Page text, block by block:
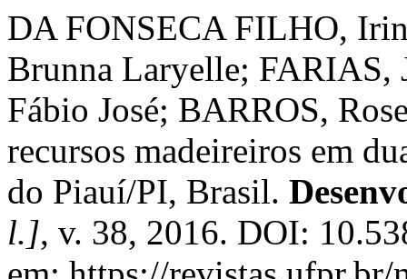
DA FONSECA FILHO,
Brunna Laryelle; FARIAS,
Fábio José; BARROS,
recursos madeireiros em
do Piauí/PI, Brasil.
l.], v. 38, 2016. DOI: